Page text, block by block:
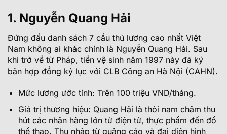
1. Nguyễn Quang Hải
Đứng đầu danh sách 7 cầu thủ lương cao nhất Việt
Nam không ai khác chính là Nguyễn Quang Hải. Sau
khi trở về từ Pháp, tiền vệ sinh năm 1997 này đã ký
bản hợp đồng kỷ lục với CLB Công an Hà Nội (CAHN).
Mức lương ước tính: Trên 100 triệu VND/tháng.
Giá trị thương hiệu: Quang Hải là thỏi nam châm thu
hút các nhãn hàng lớn từ điện tử, thực phẩm đến đồ
thể thao. Thu nhập từ quảng cáo và đại diện hình